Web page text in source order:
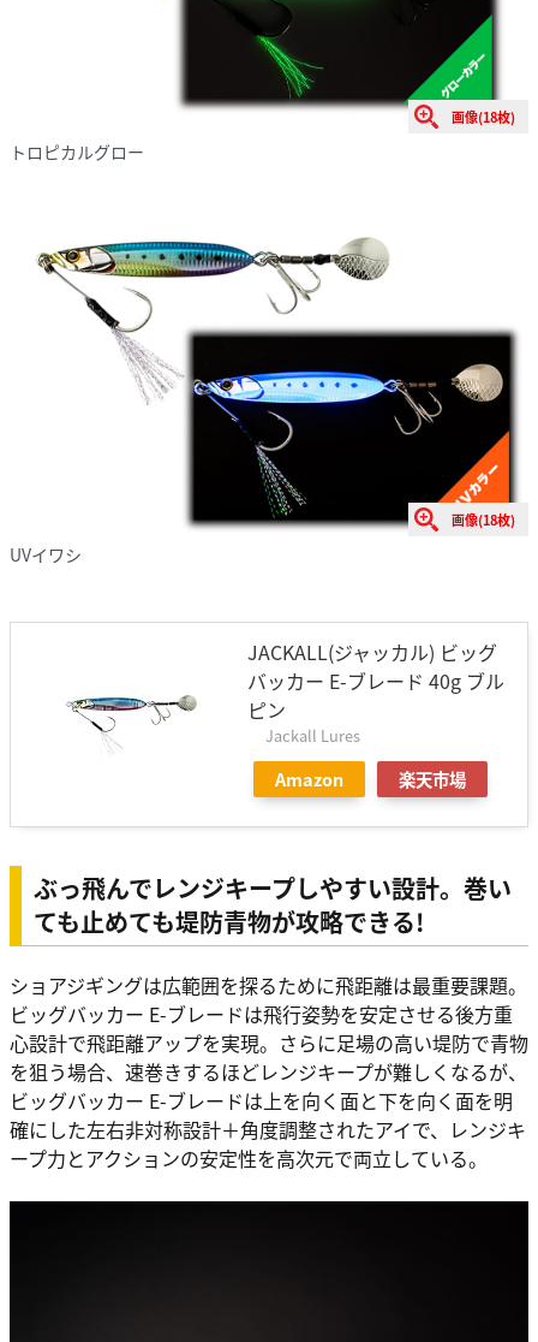
画像(18枚)
トロピカルグロー
画像(18枚)
UVイワシ
JACKALL(ジャッカル) ビッグ
バッカー E-ブレード 40g ブル
ピン
Jackall Lures
Amazon 楽天市場
ぶっ飛んでレンジキープしやすい設計。巻い
ても止めても堤防青物が攻略できる!
ショアジギングは広範囲を探るために飛距離は最重要課題。
ビッグバッカー E-ブレードは飛行姿勢を安定させる後方重
心設計で飛距離アップを実現。さらに足場の高い堤防で青物
を狙う場合、速巻きするほどレンジキープが難しくなるが、
ビッグバッカー E-ブレードは上を向く面と下を向く面を明
確にした左右非対称設計＋角度調整されたアイで、レンジキ
ープ力とアクションの安定性を高次元で両立している。